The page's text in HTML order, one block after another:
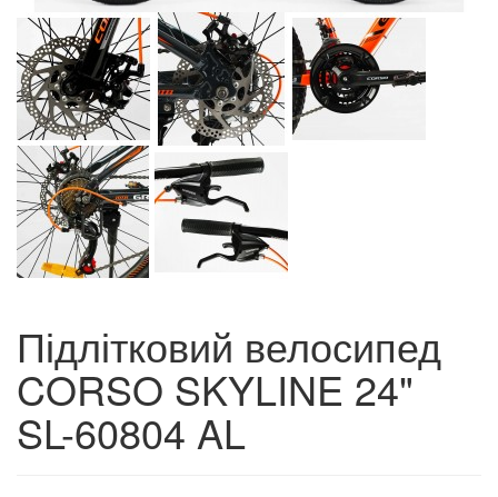
Підлітковий велосипед
CORSO SKYLINE 24"
SL-60804 AL